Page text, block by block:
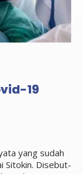
19
yang sudah
Sitokin. Disebut-